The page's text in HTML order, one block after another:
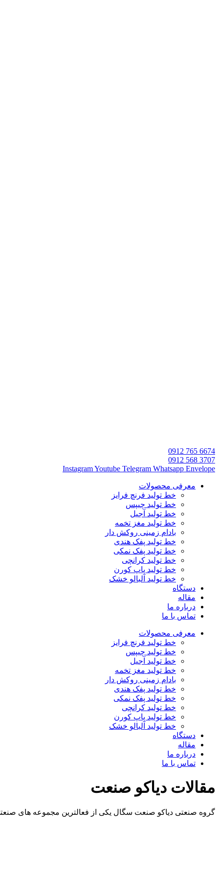
6674 765 0912
3707 568 0912
InstagramYoutube Telegram Whatsapp Envelope
معرفی محصولات
خط تولید فرنچ فرایز
خط تولید چیپس
خط تولید آجیل
خط تولید مغز تخمه
بادام زمینی روکش دار
خط تولید پفک هندی
خط تولید پفک نمکی
خط تولید کرانچی
خط تولید پاپ کورن
خط تولید آلبالو خشک
دستگاه
مقاله
درباره ما
تماس با ما
معرفی محصولات
خط تولید فرنچ فرایز
خط تولید چیپس
خط تولید آجیل
خط تولید مغز تخمه
بادام زمینی روکش دار
خط تولید پفک هندی
خط تولید پفک نمکی
خط تولید کرانچی
خط تولید پاپ کورن
خط تولید آلبالو خشک
دستگاه
مقاله
درباره ما
تماس با ما
مقالات دیاکو صنعت
گروه صنعتی دیاکو صنعت سگال یکی از فعالترین مجموعه های